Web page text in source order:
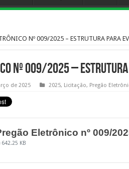
Nº 009/2025 – ESTRUTURA PARA
Nº 009/2025 –
de 2025 2025, Licitação, Pregão
Eletrônico nº 009/
642.25 KB